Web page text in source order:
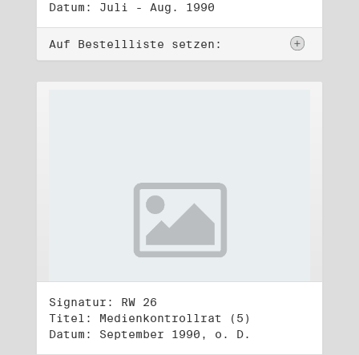
Datum: Juli - Aug. 1990
Auf Bestellliste setzen:
Signatur: RW 26
Titel: Medienkontrollrat (5)
Datum: September 1990, o. D.